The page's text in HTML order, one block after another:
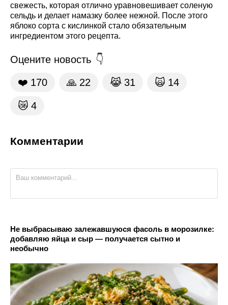
свежесть, которая отлично уравновешивает соленую
сельдь и делает намазку более нежной. После этого
яблоко сорта с кислинкой стало обязательным
ингредиентом этого рецепта.
Оцените новость
❤️ 170 🙏 22 😹 31 🙀 14
😿 4
Комментарии
Не выбрасываю залежавшуюся фасоль в морозилке:
добавляю яйца и сыр — получается сытно и
необычно